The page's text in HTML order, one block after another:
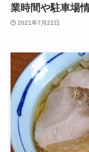
業時間や駐車場
2021年7月22日